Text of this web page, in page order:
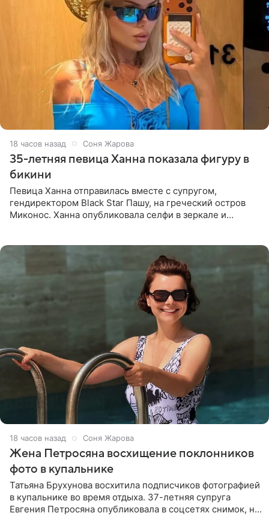
18 часов назад Соня Жарова
35-летняя певица Ханна показала фигуру в
бикини
Певица Ханна отправилась вместе с супругом,
гендиректором Black Star Пашу, на греческий остров
Миконос. Ханна опубликовала селфи в зеркале и
18 часов назад Соня Жарова
Жена Петросяна восхищение поклонников
фото в купальнике
Татьяна Брухунова восхитила подписчиков фотографией
в купальнике во время отдыха. 37-летняя супруга
Евгения Петросяна опубликовала в соцсетях снимок, на